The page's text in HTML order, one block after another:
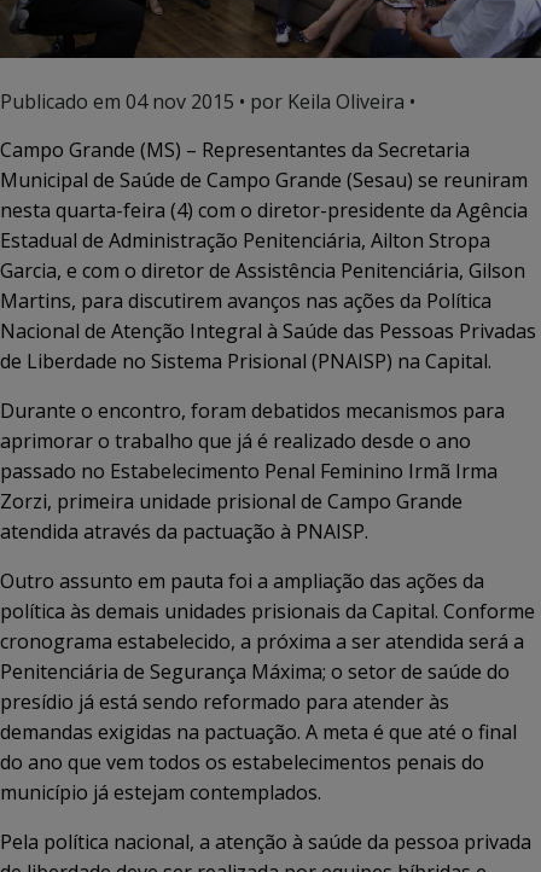
Publicado em 04 nov 2015 • por Keila Oliveira •
Campo Grande (MS) – Representantes da Secretaria
Municipal de Saúde de Campo Grande (Sesau) se reuniram
nesta quarta-feira (4) com o diretor-presidente da Agência
Estadual de Administração Penitenciária, Ailton Stropa
Garcia, e com o diretor de Assistência Penitenciária, Gilson
Martins, para discutirem avanços nas ações da Política
Nacional de Atenção Integral à Saúde das Pessoas Privadas
de Liberdade no Sistema Prisional (PNAISP) na Capital.
Durante o encontro, foram debatidos mecanismos para
aprimorar o trabalho que já é realizado desde o ano
passado no Estabelecimento Penal Feminino Irmã Irma
Zorzi, primeira unidade prisional de Campo Grande
atendida através da pactuação à PNAISP.
Outro assunto em pauta foi a ampliação das ações da
política às demais unidades prisionais da Capital. Conforme
cronograma estabelecido, a próxima a ser atendida será a
Penitenciária de Segurança Máxima; o setor de saúde do
presídio já está sendo reformado para atender às
demandas exigidas na pactuação. A meta é que até o final
do ano que vem todos os estabelecimentos penais do
município já estejam contemplados.
Pela política nacional, a atenção à saúde da pessoa privada